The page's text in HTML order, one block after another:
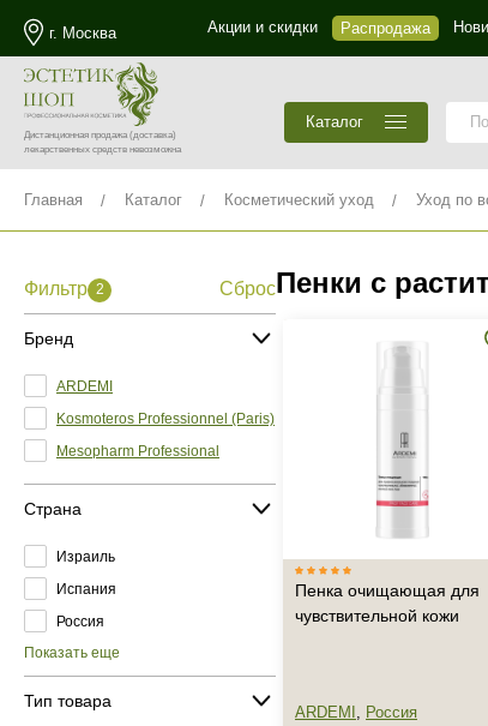
г. Москва Акции и скидки Распродажа
Дистанционная продажа(доставка)
лекарственных средств невозможна
Каталог
Главная Каталог Косметический уход Уход по
Фильтр 2 Сброс
Бренд
ARDEMI
Kosmoteros Professionnel (Paris)
Mesopharm Professional
Страна
Израиль
Испания
Россия
Показать еще
Тип товара
Пенки с
Пенка очищающая для
чувствительной кожи
ARDEMI , Россия